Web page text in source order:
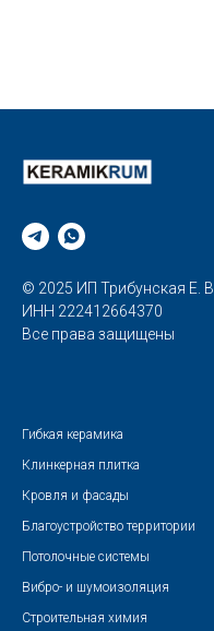
© 2025 ИП Трибунская Е. В.
ИНН 222412664370
Все права защищены
Гибкая керамика
Клинкерная плитка
Кровля и фасады
Благоустройство территории
Потолочные системы
Вибро- и шумоизоляция
Строительная химия